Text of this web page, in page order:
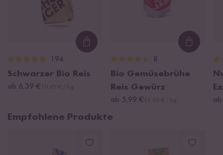
Loading...
194
Schwarzer Bio Reis
ab 6,39 €
8
Bio Gemüsebrühe
Reis Gewürz
ab 5,99 €
Empfohlene Produkte